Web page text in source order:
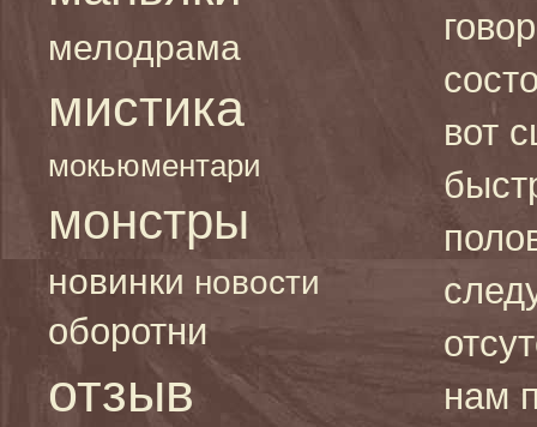
мелодрама
мистика
мокьюментари
монстры
новинки новости
оборотни
отзыв
вот
нам